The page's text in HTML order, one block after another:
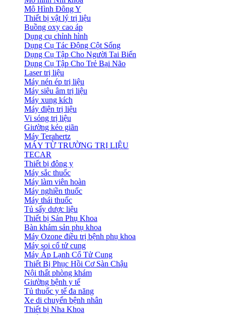
Mô Hình Đông Y
Thiết bị vật lý trị liệu
Buồng oxy cao áp
Dụng cụ chỉnh hình
Dụng Cụ Tác Động Cột Sống
Dụng Cụ Tập Cho Người Tai Biến
Dụng Cụ Tập Cho Trẻ Bại Não
Laser trị liệu
Máy nén ép trị liệu
Máy siêu âm trị liệu
Máy xung kích
Máy điện trị liệu
Vi sóng trị liệu
Giường kéo giãn
Máy Terahertz
MÁY TỪ TRƯỜNG TRỊ LIỆU
TECAR
Thiết bị đông y
Máy sắc thuốc
Máy làm viên hoàn
Máy nghiền thuốc
Máy thái thuốc
Tủ sấy dược liệu
Thiết bị Sản Phụ Khoa
Bàn khám sản phụ khoa
Máy Ozone điều trị bệnh phụ khoa
Máy soi cổ tử cung
Máy Áp Lạnh Cổ Tử Cung
Thiết Bị Phục Hồi Cơ Sàn Chậu
Nội thất phòng khám
Giường bệnh y tế
Tủ thuốc y tế đa năng
Xe di chuyển bệnh nhân
Thiết bị Nha Khoa